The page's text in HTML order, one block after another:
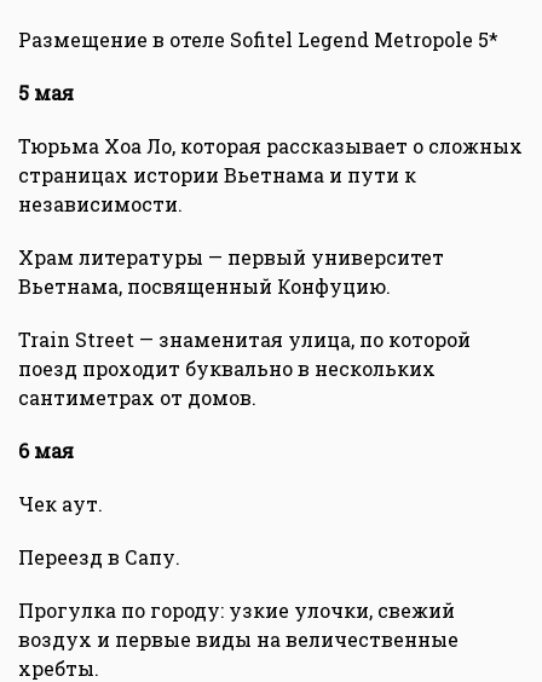
Размещение в отеле Sofitel Legend Metropole 5*
5 мая
Тюрьма Хоа Ло, которая рассказывает о сложных
страницах истории Вьетнама и пути к
независимости.
Храм литературы — первый университет
Вьетнама, посвященный Конфуцию.
Train Street — знаменитая улица, по которой
поезд проходит буквально в нескольких
сантиметрах от домов.
6 мая
Чек аут.
Переезд в Сапу.
Прогулка по городу: узкие улочки, свежий
воздух и первые виды на величественные
хребты.